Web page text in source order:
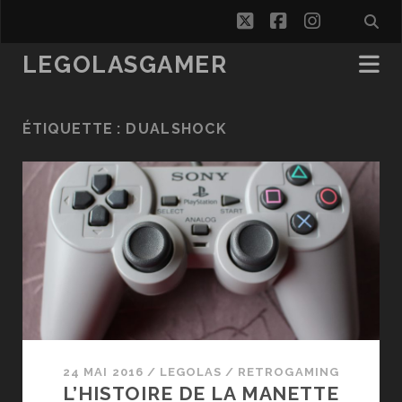
twitterfacebook
LEGOLASGAMER
ÉTIQUETTE : DUALSHOCK
24 MAI 2016 / LEGOLAS / RETROGAMING
L’HISTOIRE DE LA MANETTE